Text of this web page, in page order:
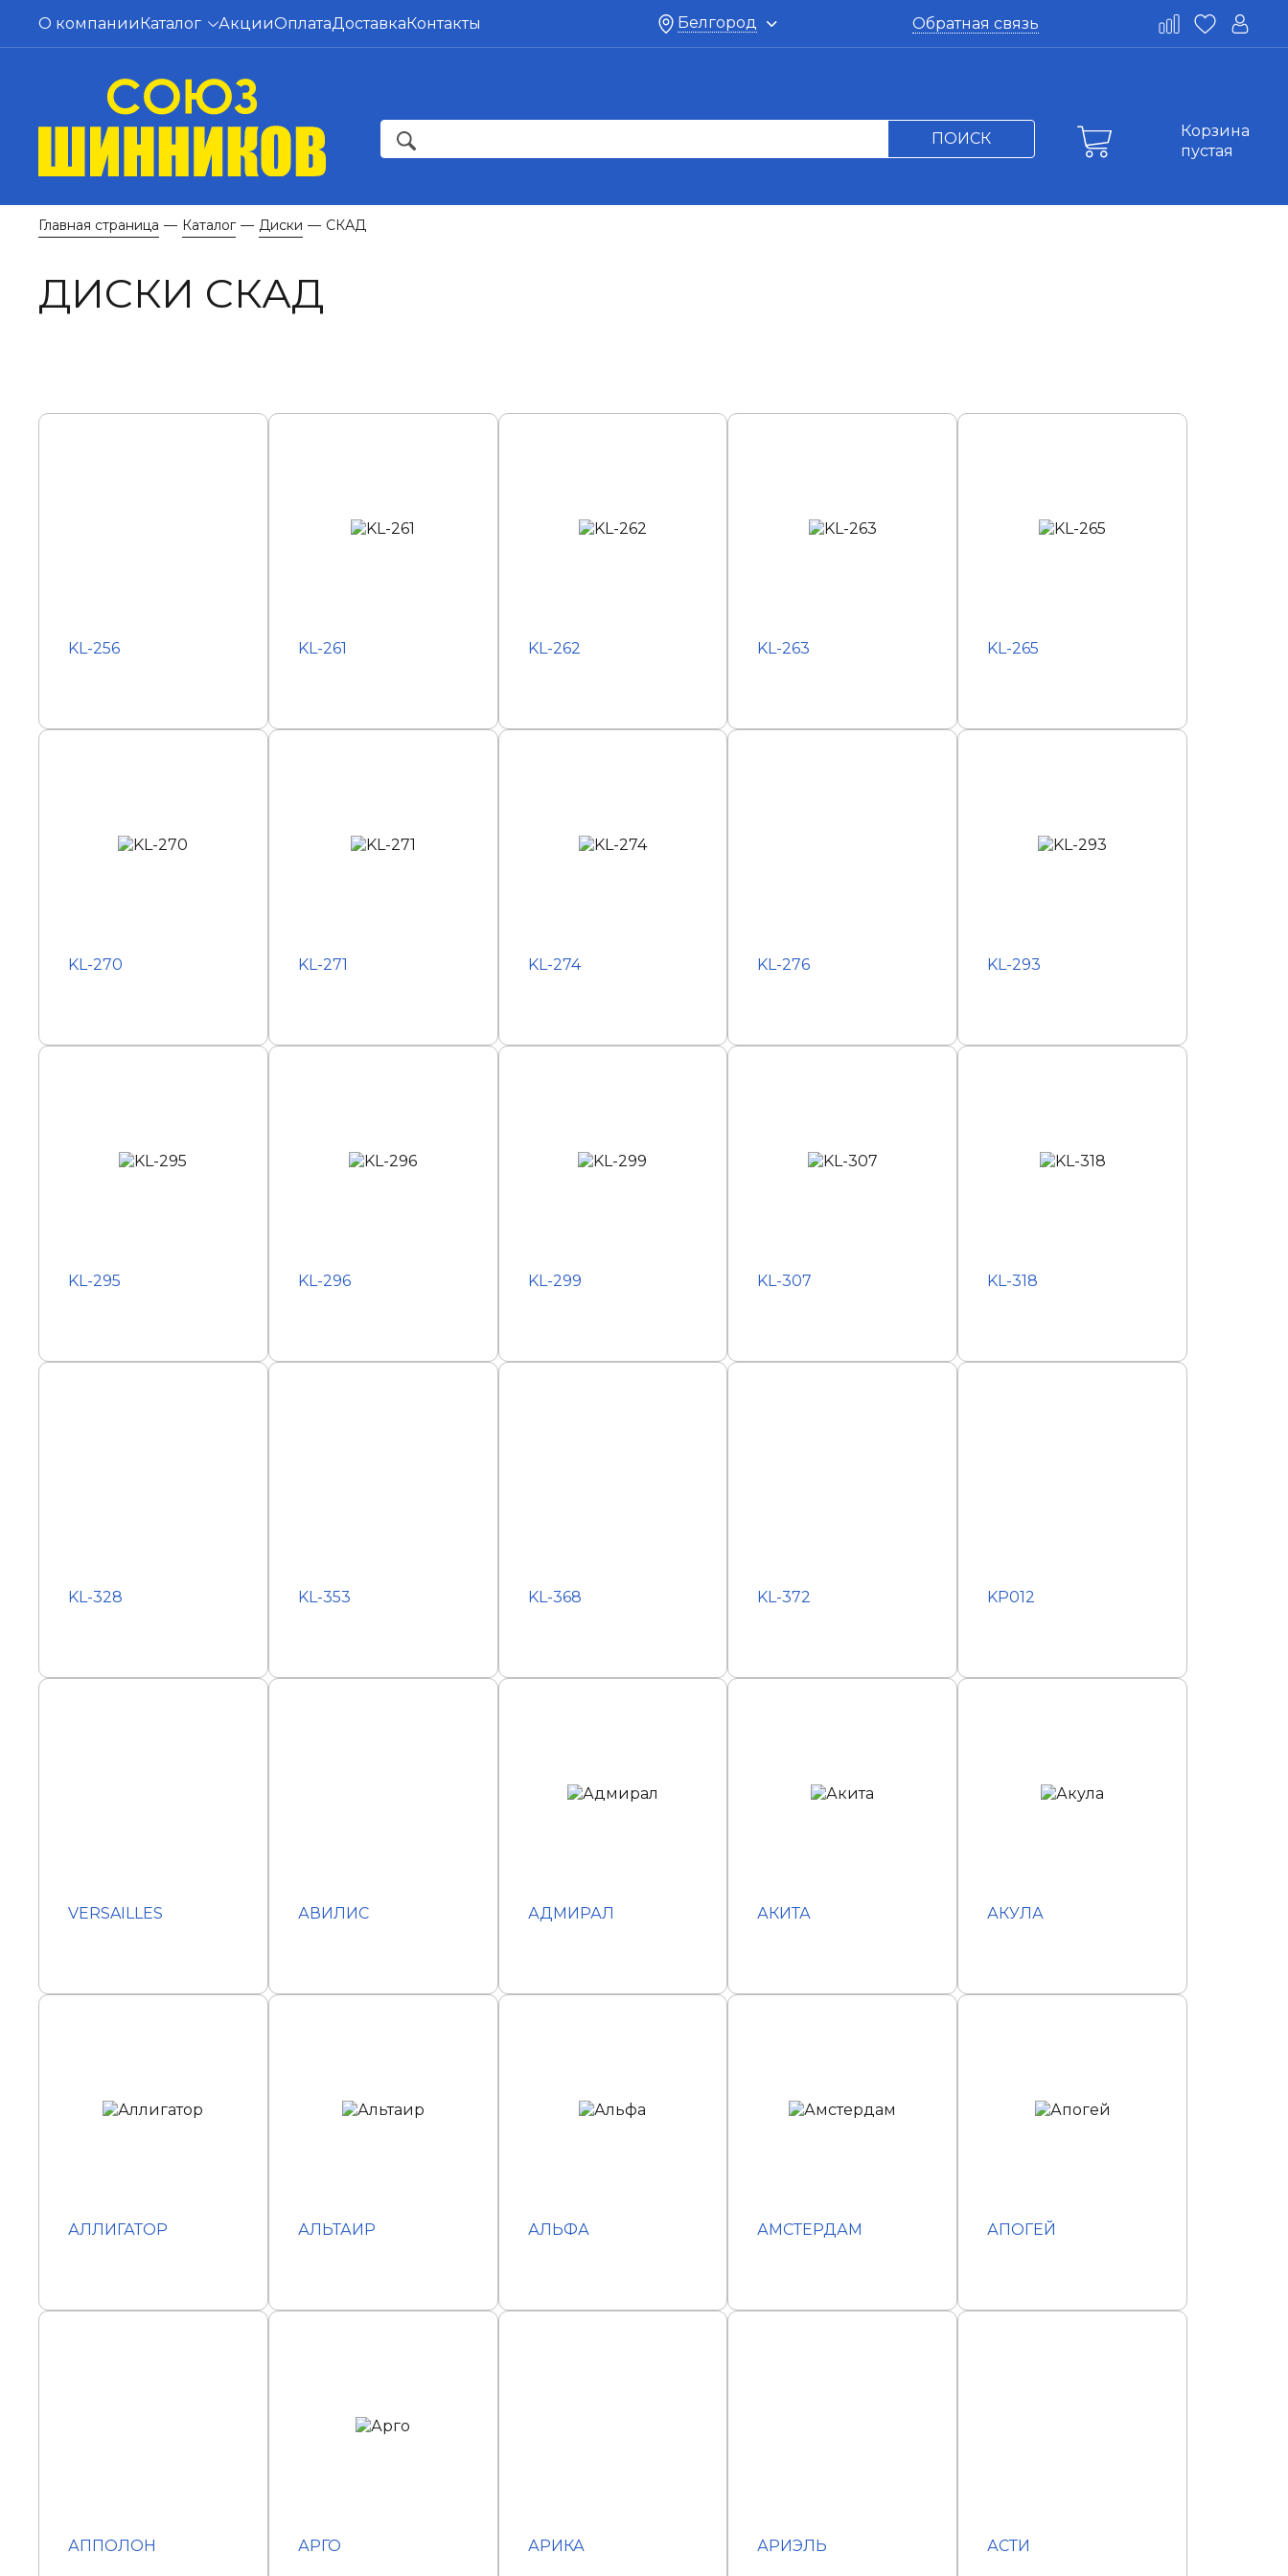
О компанииКаталог АкцииОплатаДоставкаКонтакты Белгород Обратная связь
ПОИСК
Корзина
пустая
Главная страница — Каталог — Диски — СКАД
ДИСКИ СКАД
KL-256 KL-261 KL-262 KL-263 KL-265
KL-270 KL-271 KL-274 KL-276 KL-293
KL-295 KL-296 KL-299 KL-307 KL-318
KL-328 KL-353 KL-368 KL-372 KP012
VERSAILLES АВИЛИС АДМИРАЛ АКИТА АКУЛА
АЛЛИГАТОР АЛЬТАИР АЛЬФА АМСТЕРДАМ АПОГЕЙ
АППОЛОН АРГО АРИКА АРИЭЛЬ АСТИ